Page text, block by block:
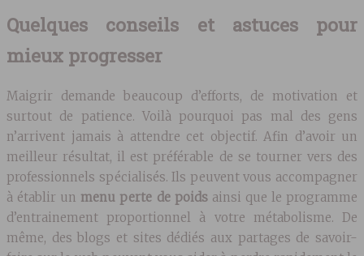
Quelques conseils et astuces pour
mieux progresser
Maigrir demande beaucoup d’efforts, de motivation et
surtout de patience. Voilà pourquoi pas mal des gens
n’arrivent jamais à attendre cet objectif. Afin d’avoir un
meilleur résultat, il est préférable de se tourner vers des
professionnels spécialisés. Ils peuvent vous accompagner
à établir un menu perte de poidsainsi que le programme
d’entrainement proportionnel à votre métabolisme. De
même, des blogs et sites dédiés aux partages de savoir-